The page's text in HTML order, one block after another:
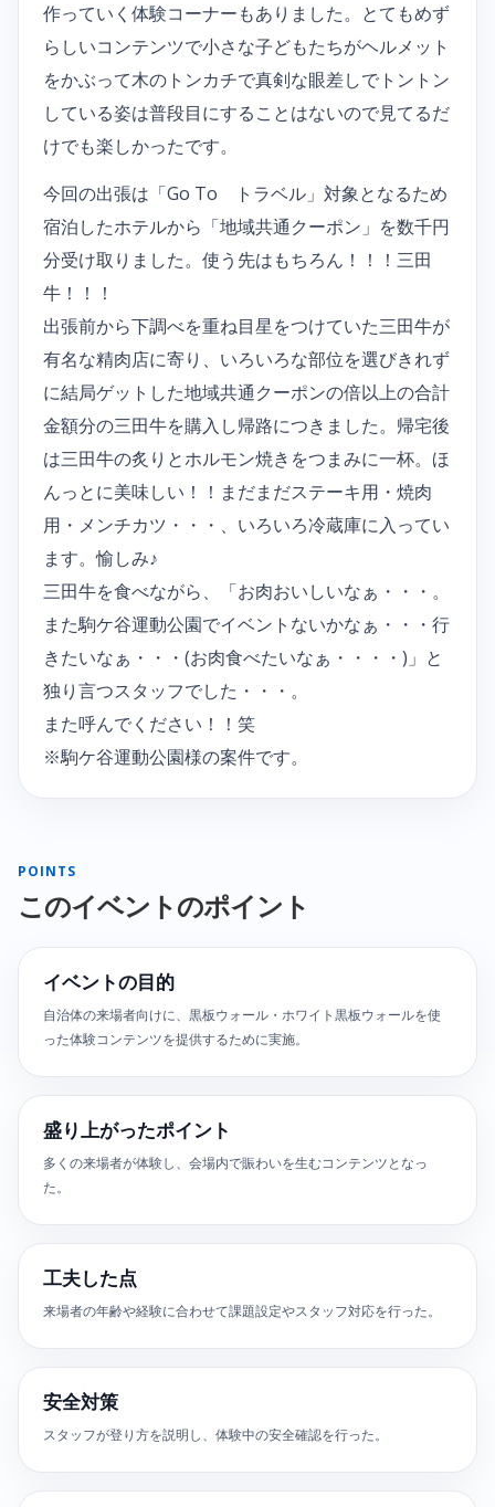
作っていく体験コーナーもありました。とてもめず
らしいコンテンツで小さな子どもたちがヘルメット
をかぶって木のトンカチで真剣な眼差しでトントン
している姿は普段目にすることはないので見てるだ
けでも楽しかったです。
今回の出張は「Go To トラベル」対象となるため
宿泊したホテルから「地域共通クーポン」を数千円
分受け取りました。使う先はもちろん！！！三田
牛！！！
出張前から下調べを重ね目星をつけていた三田牛が
有名な精肉店に寄り、いろいろな部位を選びきれず
に結局ゲットした地域共通クーポンの倍以上の合計
金額分の三田牛を購入し帰路につきました。帰宅後
は三田牛の炙りとホルモン焼きをつまみに一杯。ほ
んっとに美味しい！！まだまだステーキ用・焼肉
用・メンチカツ・・・、いろいろ冷蔵庫に入ってい
ます。愉しみ♪
三田牛を食べながら、「お肉おいしいなぁ・・・。
また駒ケ谷運動公園でイベントないかなぁ・・・行
きたいなぁ・・・(お肉食べたいなぁ・・・・)」と
独り言つスタッフでした・・・。
また呼んでください！！笑
※駒ケ谷運動公園様の案件です。
POINTS
このイベントのポイント
イベントの目的
自治体の来場者向けに、黒板ウォール・ホワイト黒板ウォールを使
った体験コンテンツを提供するために実施。
盛り上がったポイント
多くの来場者が体験し、会場内で賑わいを生むコンテンツとなっ
た。
工夫した点
来場者の年齢や経験に合わせて課題設定やスタッフ対応を行った。
安全対策
スタッフが登り方を説明し、体験中の安全確認を行った。